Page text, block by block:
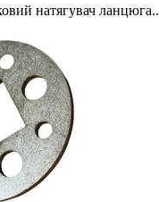
натягувач ланцюга..